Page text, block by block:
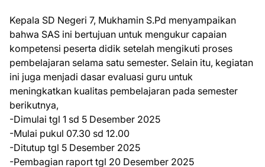
Kepala SD Negeri 7, Mukhamin S.Pd menyampaikan
bahwa SAS ini bertujuan untuk mengukur capaian
kompetensi peserta didik setelah mengikuti proses
pembelajaran selama satu semester. Selain itu, kegiatan
ini juga menjadi dasar evaluasi guru untuk
meningkatkan kualitas pembelajaran pada semester
berikutnya,
-Dimulai tgl 1 sd 5 Desember 2025
-Mulai pukul 07.30 sd 12.00
-Ditutup tgl 5 Desember 2025
-Pembagian raport tgl 20 Desember 2025